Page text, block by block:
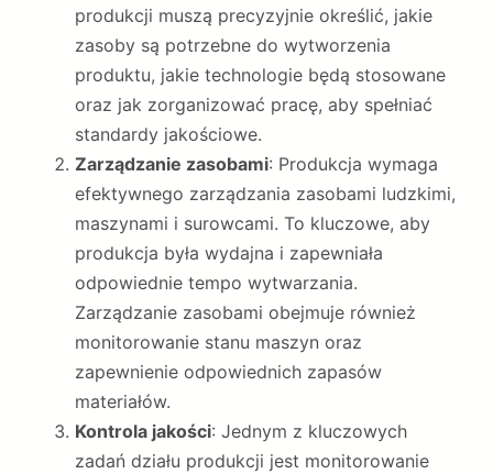
produkcji muszą precyzyjnie określić, jakie
zasoby są potrzebne do wytworzenia
produktu, jakie technologie będą stosowane
oraz jak zorganizować pracę, aby spełniać
standardy jakościowe.
Zarządzanie zasobami: Produkcja wymaga
efektywnego zarządzania zasobami ludzkimi,
maszynami i surowcami. To kluczowe, aby
produkcja była wydajna i zapewniała
odpowiednie tempo wytwarzania.
Zarządzanie zasobami obejmuje również
monitorowanie stanu maszyn oraz
zapewnienie odpowiednich zapasów
materiałów.
Kontrola jakości: Jednym z kluczowych
zadań działu produkcji jest monitorowanie